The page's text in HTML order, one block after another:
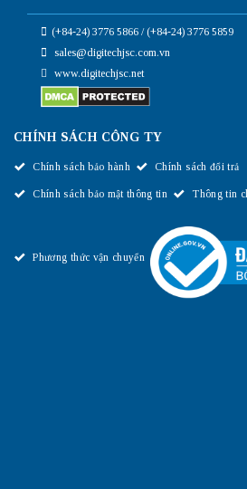
(+84-24) 3776 5866 / (+84-24) 3776 5859
sales@digitechjsc.com.vn
www.digitechjsc.net
CHÍNH SÁCH CÔNG TY
Chính sách bảo hành Chính sách đổi trả
Chính sách bảo mật thông tin Thông tin
Phương thức vận chuyển